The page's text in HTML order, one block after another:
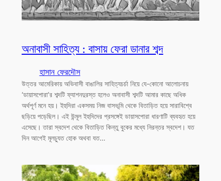
অনাবাসী সাহিত্য : বাসায় ফেরা ডানার শব্দ
হাসান ফেরদৌস
উত্তর আমেরিকায় অভিবাসী বাঙালির সাহিত্যচর্চা নিয়ে যে-কোনো আলোচনায়
‘ডায়াসপোরা’র শব্দটি ফ্যাশনদুরস্ত হলেও অনাবাসী শব্দটি আমার কাছে অধিক
অর্থপূর্ণ মনে হয়। ইহুদিরা একসময় নিজ বাসভূমি থেকে বিতাড়িত হয়ে সারাবিশ্বে
ছড়িয়ে পড়েছিল। এই উন্মূল ইহুদিদের প্রসঙ্গেই ডায়াসপোরা ধারণাটি ব্যবহৃত হয়ে
এসেছে। তারা স্বদেশ থেকে বিতাড়িত কিন্তু বুকের মধ্যে নিরন্তর স্বদেশ। যত
দিন আগেই মূলচ্যুত হোক অথবা যত…